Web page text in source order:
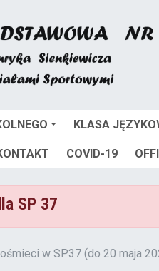
KLASA
COVID-19
SP 37
w SP37 (do 20 maja